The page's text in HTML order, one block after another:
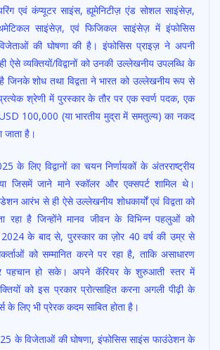
एवं कंप्यूटर साइंस, ह्यूमेनिटीज़ एंड सोशल साइंसेज़,
साइंसेज़, एवं फिजिकल साइंसेज़ में इंफोसिस
की घोषणा की है। इंफोसिस प्राइज़ ने अपनी
ऐसे व्यक्तियों/विद्वानों को उनकी उल्लेखनीय उपलब्धि के
है जिनके शोध तथा विद्वता ने भारत को उल्लेखनीय रूप से
श्रेणी में पुरस्कार के तौर पर एक स्वर्ण पदक, एक
100,000 (या भारतीय मुद्रा में समतुल्य) का नकद
जाता है।
के लिए विद्वानों का चयन निर्णायकों के अंतरराष्ट्रीय
जिसमें जाने माने स्कॉलर और एक्सपर्ट शामिल थे।
आरंभ से ही ऐसे उल्लेखनीय शोधकार्यों एवं विद्वता को
रहा है जिन्होंने मानव जीवन के विभिन्न पहलुओं को
2024 के बाद से, पुरस्कार का ज़ोर 40 वर्ष की उम्र से
को सम्मानित करने पर रहा है, ताकि असाधारण
पहचान हो सके। अपने कॅरियर के शुरुआती स्तर में
को इस प्रकार प्रोत्साहित करना अगली पीढ़ी के
के लिए भी प्रेरक कदम साबित होता है।
के विजेताओं की घोषणा, इंफोसिस साइंस फाउंउेशन के